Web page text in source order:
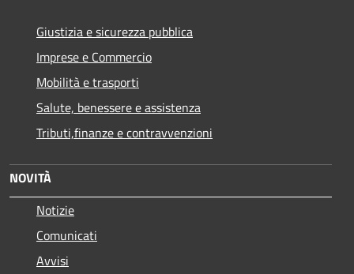
Giustizia e sicurezza pubblica
Imprese e Commercio
Mobilità e trasporti
Salute, benessere e assistenza
Tributi,finanze e contravvenzioni
NOVITÀ
Notizie
Comunicati
Avvisi